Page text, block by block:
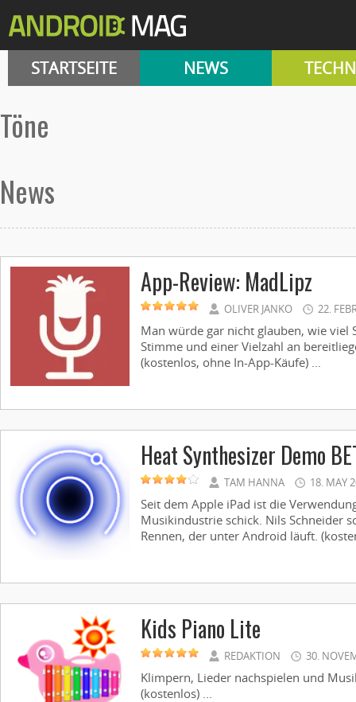
STARTSEITE NEWS
Töne
News
App-Review: MadLipz
OLIVER JANKO 22.
Man würde gar nicht glauben, wie viel
Stimme und einer Vielzahl an
(kostenlos, ohne In-App-Käufe) ...
Heat Synthesizer Demo
TAM HANNA 18. MAY
Seit dem Apple iPad ist die
Musikindustrie schick. Nils Schneider
Rennen, der unter Android läuft.
Kids Piano Lite
REDAKTION 30.
Klimpern, Lieder nachspielen und
(kostenlos) ...